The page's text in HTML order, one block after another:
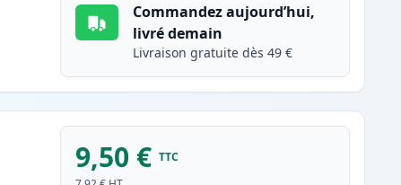
Commandez aujourd’hui,
livré demain
Livraison gratuite dès 49 €
9,50 € TTC